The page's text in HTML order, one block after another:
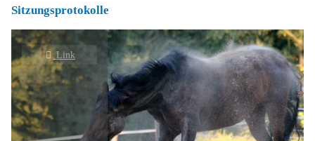
e.V.
Sitzungsprotokolle
Link